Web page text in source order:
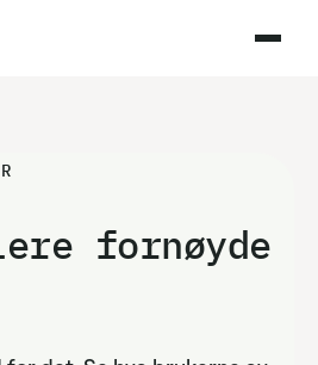
fornøyde